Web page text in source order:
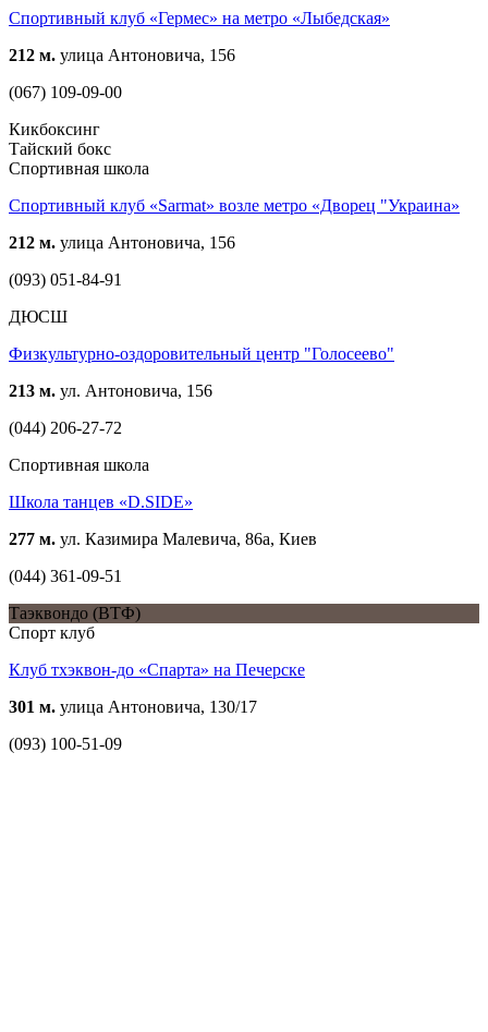
Спортивный клуб «Гермес» на метро «Лыбедская»
212 м. улица Антоновича, 156
(067) 109-09-00
Кикбоксинг
Тайский бокс
Спортивная школа
Спортивный клуб «Sarmat» возле метро «Дворец "Украина»
212 м. улица Антоновича, 156
(093) 051-84-91
ДЮСШ
Физкультурно-оздоровительный центр "Голосеево"
213 м. ул. Антоновича, 156
(044) 206-27-72
Спортивная школа
Школа танцев «D.SIDE»
277 м. ул. Казимира Малевича, 86а, Киев
(044) 361-09-51
Таэквондо (ВТФ)
Спорт клуб
Клуб тхэквон-до «Спарта» на Печерске
301 м. улица Антоновича, 130/17
(093) 100-51-09